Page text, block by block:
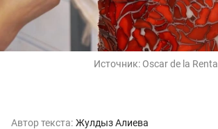
Источник: Oscar de la Renta
Автор текста: Жулдыз Алиева